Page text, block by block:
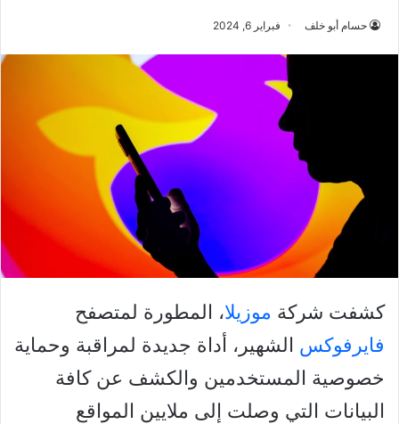
حسام أبو خلف فبراير 6, 2024
كشفت شركة موزيلا، المطورة لمتصفح
فايرفوكس الشهير، أداة جديدة لمراقبة وحماية
خصوصية المستخدمين والكشف عن كافة
البيانات التي وصلت إلى ملايين المواقع